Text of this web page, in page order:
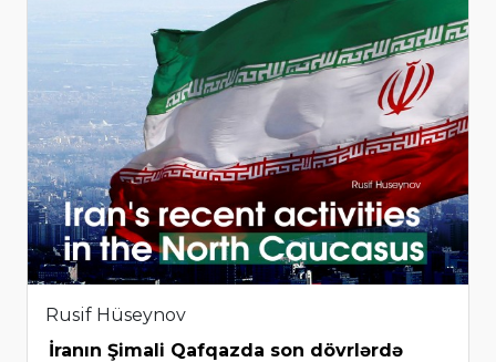
Rusif Hüseynov
İranın Şimali Qafqazda son dövrlərdə